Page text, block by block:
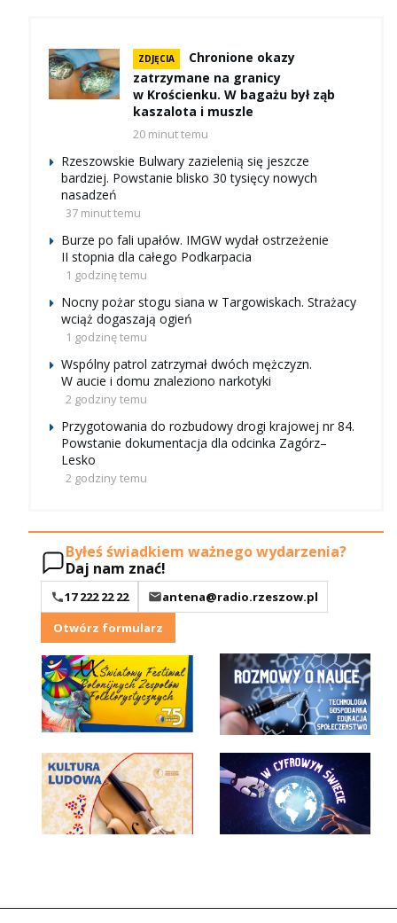
ZDJĘCIA
Chronione okazy
zatrzymane na granicy
w Krościenku. W bagażu był ząb
kaszalota i muszle
20 minut temu
Rzeszowskie Bulwary zazielenią się jeszcze
bardziej. Powstanie blisko 30 tysięcy nowych
nasadzeń
37 minut temu
Burze po fali upałów. IMGW wydał ostrzeżenie
II stopnia dla całego Podkarpacia
1 godzinę temu
Nocny pożar stogu siana w Targowiskach. Strażacy
wciąż dogaszają ogień
1 godzinę temu
Wspólny patrol zatrzymał dwóch mężczyzn.
W aucie i domu znaleziono narkotyki
2 godziny temu
Przygotowania do rozbudowy drogi krajowej nr 84.
Powstanie dokumentacja dla odcinka Zagórz–
Lesko
2 godziny temu
Byłeś świadkiem ważnego wydarzenia?
Daj nam znać!
17 222 22 22
antena@radio.rzeszow.pl
Otwórz formularz